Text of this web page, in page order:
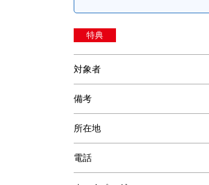
特典
対象者
備考
所在地
電話